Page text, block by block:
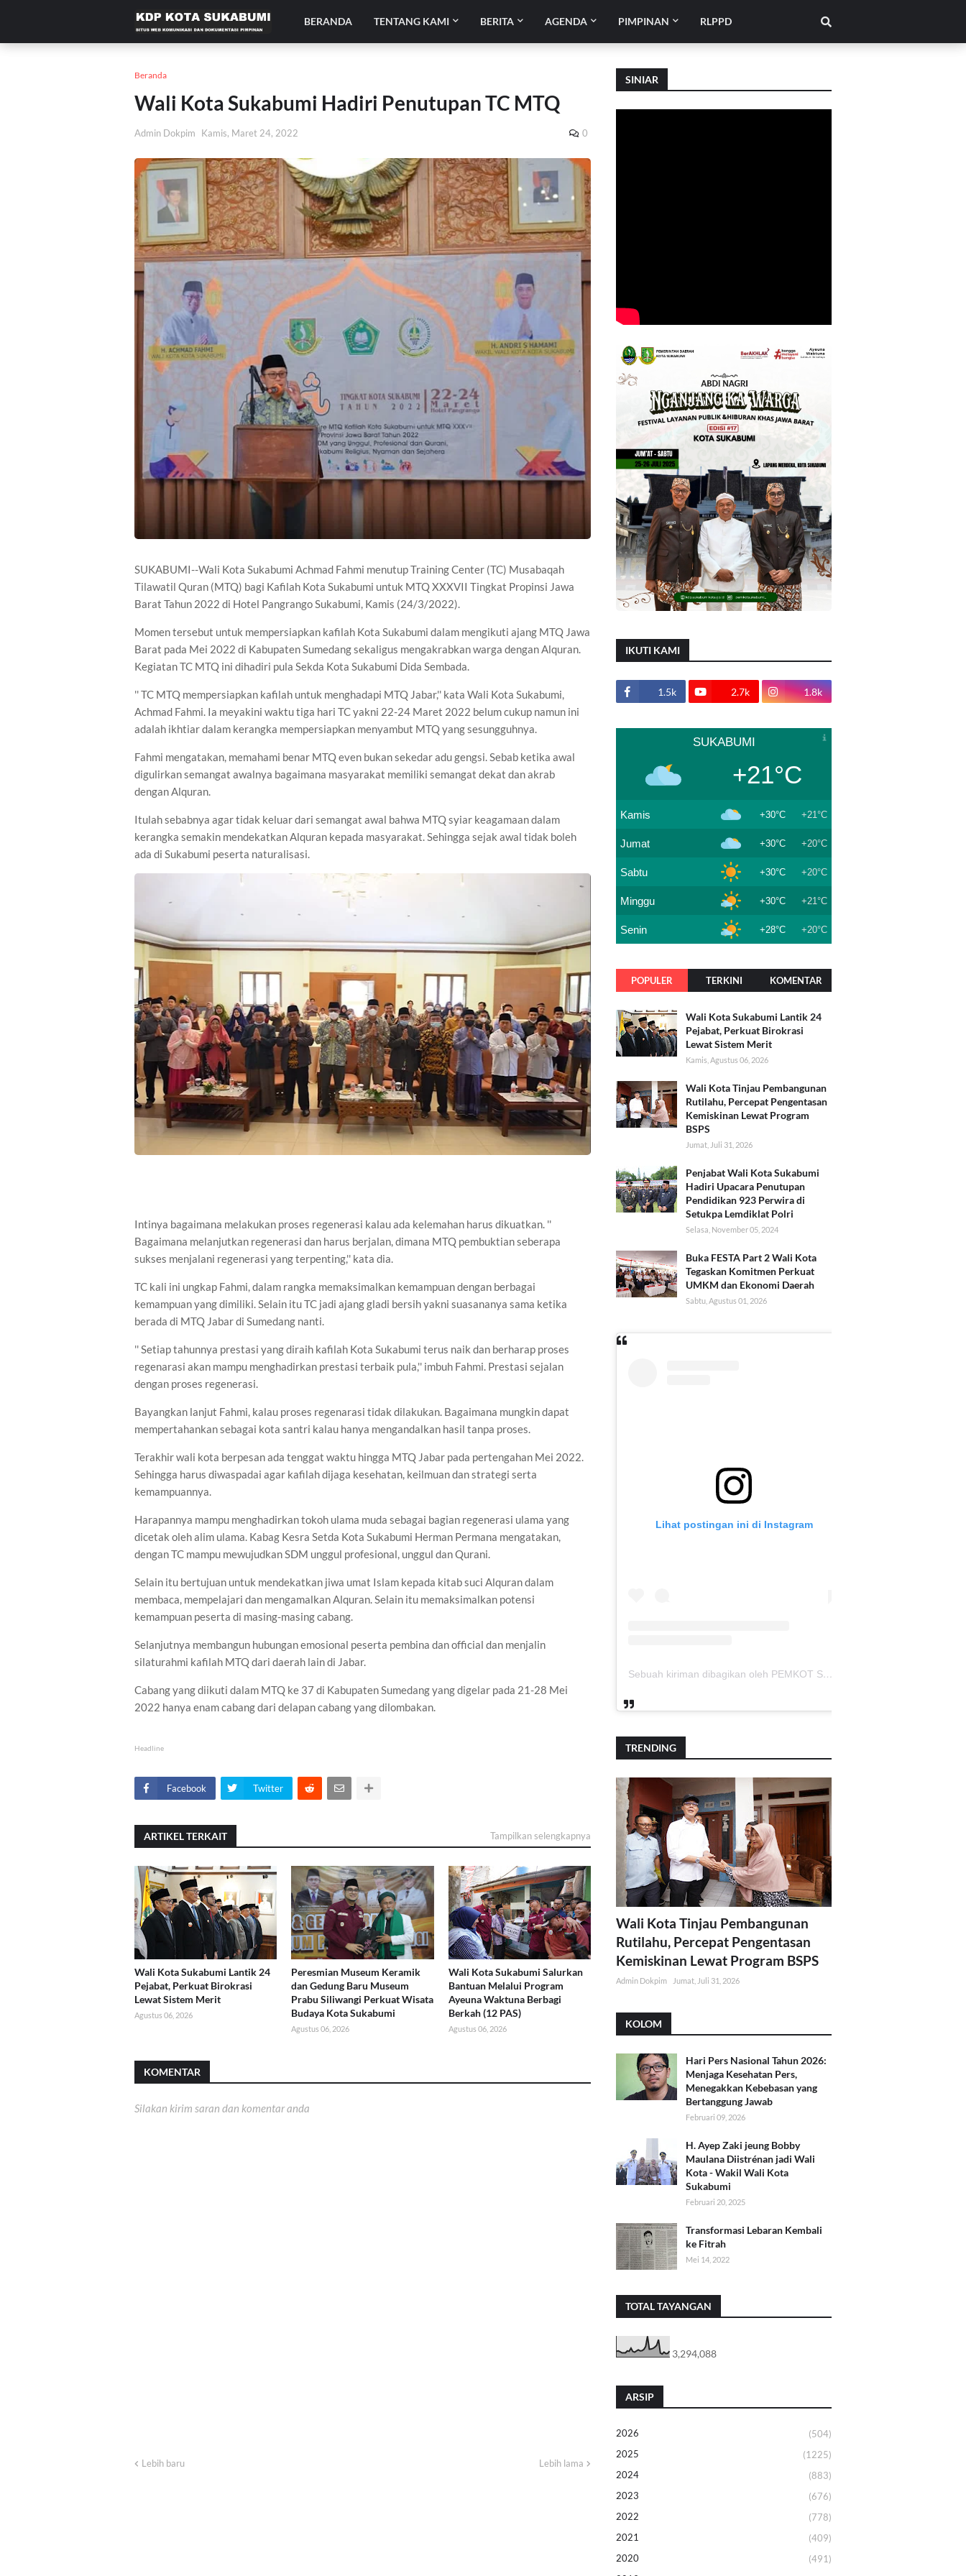
BERANDA TENTANG KAMI BERITA AGENDA PIMPINAN RLPPD
Beranda
Wali Kota Sukabumi Hadiri Penutupan TC MTQ
Admin Dokpim Kamis, Maret 24, 2022 0
SUKABUMI--Wali Kota Sukabumi Achmad Fahmi menutup Training Center (TC) Musabaqah
Tilawatil Quran (MTQ) bagi Kafilah Kota Sukabumi untuk MTQ XXXVII Tingkat Propinsi Jawa
Barat Tahun 2022 di Hotel Pangrango Sukabumi, Kamis (24/3/2022).
Momen tersebut untuk mempersiapkan kafilah Kota Sukabumi dalam mengikuti ajang MTQ Jawa
Barat pada Mei 2022 di Kabupaten Sumedang sekaligus mengakrabkan warga dengan Alquran.
Kegiatan TC MTQ ini dihadiri pula Sekda Kota Sukabumi Dida Sembada.
'' TC MTQ mempersiapkan kafilah untuk menghadapi MTQ Jabar,'' kata Wali Kota Sukabumi,
Achmad Fahmi. Ia meyakini waktu tiga hari TC yakni 22-24 Maret 2022 belum cukup namun ini
adalah ikhtiar dalam kerangka mempersiapkan menyambut MTQ yang sesungguhnya.
Fahmi mengatakan, memahami benar MTQ even bukan sekedar adu gengsi. Sebab ketika awal
digulirkan semangat awalnya bagaimana masyarakat memiliki semangat dekat dan akrab
dengan Alquran.
Itulah sebabnya agar tidak keluar dari semangat awal bahwa MTQ syiar keagamaan dalam
kerangka semakin mendekatkan Alquran kepada masyarakat. Sehingga sejak awal tidak boleh
ada di Sukabumi peserta naturalisasi.
Intinya bagaimana melakukan proses regenerasi kalau ada kelemahan harus dikuatkan. ''
Bagaimana melanjutkan regenerasi dan harus berjalan, dimana MTQ pembuktian seberapa
sukses menjalani regenerasi yang terpenting,'' kata dia.
TC kali ini ungkap Fahmi, dalam rangka memaksimalkan kemampuan dengan berbagai
kemampuan yang dimiliki. Selain itu TC jadi ajang gladi bersih yakni suasananya sama ketika
berada di MTQ Jabar di Sumedang nanti.
'' Setiap tahunnya prestasi yang diraih kafilah Kota Sukabumi terus naik dan berharap proses
regenarasi akan mampu menghadirkan prestasi terbaik pula,'' imbuh Fahmi. Prestasi sejalan
dengan proses regenerasi.
Bayangkan lanjut Fahmi, kalau proses regenarasi tidak dilakukan. Bagaimana mungkin dapat
mempertahankan sebagai kota santri kalau hanya mengandalkan hasil tanpa proses.
Terakhir wali kota berpesan ada tenggat waktu hingga MTQ Jabar pada pertengahan Mei 2022.
Sehingga harus diwaspadai agar kafilah dijaga kesehatan, keilmuan dan strategi serta
kemampuannya.
Harapannya mampu menghadirkan tokoh ulama muda sebagai bagian regenerasi ulama yang
dicetak oleh alim ulama. Kabag Kesra Setda Kota Sukabumi Herman Permana mengatakan,
dengan TC mampu mewujudkan SDM unggul profesional, unggul dan Qurani.
Selain itu bertujuan untuk mendekatkan jiwa umat Islam kepada kitab suci Alquran dalam
membaca, mempelajari dan mengamalkan Alquran. Selain itu memaksimalkan potensi
kemampuan peserta di masing-masing cabang.
Selanjutnya membangun hubungan emosional peserta pembina dan official dan menjalin
silaturahmi kafilah MTQ dari daerah lain di Jabar.
Cabang yang diikuti dalam MTQ ke 37 di Kabupaten Sumedang yang digelar pada 21-28 Mei
2022 hanya enam cabang dari delapan cabang yang dilombakan.
Headline
Facebook Twitter
ARTIKEL TERKAIT Tampilkan selengkapnya
Wali Kota Sukabumi Lantik 24
Pejabat, Perkuat Birokrasi
Lewat Sistem Merit
Agustus 06, 2026
Peresmian Museum Keramik
dan Gedung Baru Museum
Prabu Siliwangi Perkuat Wisata
Budaya Kota Sukabumi
Agustus 06, 2026
Wali Kota Sukabumi Salurkan
Bantuan Melalui Program
Ayeuna Waktuna Berbagi
Berkah (12 PAS)
Agustus 06, 2026
KOMENTAR
Silakan kirim saran dan komentar anda
Lebih baru Lebih lama
SINIAR
IKUTI KAMI
1.5k 2.7k 1.8k
SUKABUMI
+21°C
Kamis +30°C +21°C
Jumat +30°C +20°C
Sabtu +30°C +20°C
Minggu +30°C +21°C
Senin +28°C +20°C
POPULER TERKINI KOMENTAR
Wali Kota Sukabumi Lantik 24
Pejabat, Perkuat Birokrasi
Lewat Sistem Merit
Kamis, Agustus 06, 2026
Wali Kota Tinjau Pembangunan
Rutilahu, Percepat Pengentasan
Kemiskinan Lewat Program
BSPS
Jumat, Juli 31, 2026
Penjabat Wali Kota Sukabumi
Hadiri Upacara Penutupan
Pendidikan 923 Perwira di
Setukpa Lemdiklat Polri
Selasa, November 05, 2024
Buka FESTA Part 2 Wali Kota
Tegaskan Komitmen Perkuat
UMKM dan Ekonomi Daerah
Sabtu, Agustus 01, 2026
Lihat postingan ini di Instagram
Sebuah kiriman dibagikan oleh PEMKOT SUKABUMI (@pemkotsukabumi_)
TRENDING
Wali Kota Tinjau Pembangunan
Rutilahu, Percepat Pengentasan
Kemiskinan Lewat Program BSPS
Admin Dokpim Jumat, Juli 31, 2026
KOLOM
Hari Pers Nasional Tahun 2026:
Menjaga Kesehatan Pers,
Menegakkan Kebebasan yang
Bertanggung Jawab
Februari 09, 2026
H. Ayep Zaki jeung Bobby
Maulana Diistrénan jadi Wali
Kota - Wakil Wali Kota
Sukabumi
Februari 20, 2025
Transformasi Lebaran Kembali
ke Fitrah
Mei 14, 2022
TOTAL TAYANGAN
3,294,088
ARSIP
2026
(504)
2025
(1225)
2024
(883)
2023
(676)
2022
(778)
2021
(409)
2020
(491)